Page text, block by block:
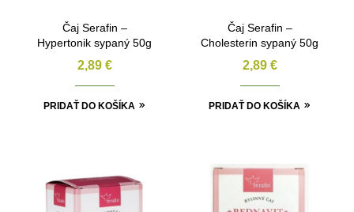
Čaj Serafin –
Hypertonik sypaný 50g
2,89 €
PRIDAŤ DO KOŠÍKA
Čaj Serafin –
Cholesterin sypaný 50g
2,89 €
PRIDAŤ DO KOŠÍKA